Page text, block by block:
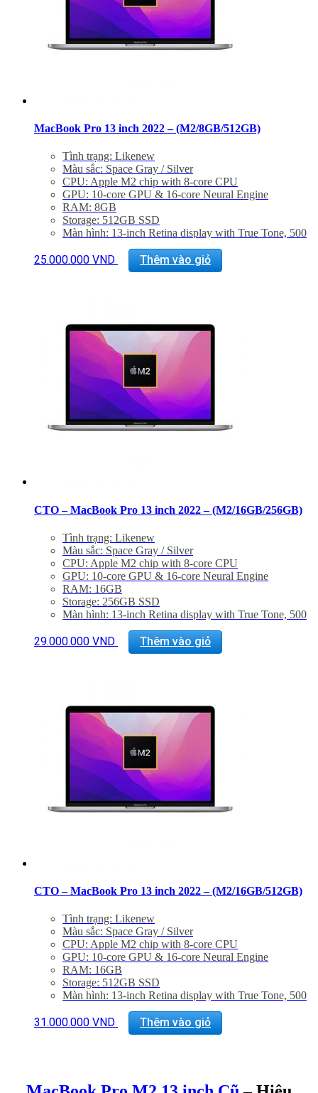
MacBook Pro 13 inch 2022 – (M2/8GB/512GB)
Tình trạng: Likenew
Màu sắc: Space Gray / Silver
CPU: Apple M2 chip with 8-core CPU
GPU: 10-core GPU & 16-core Neural Engine
RAM: 8GB
Storage: 512GB SSD
Màn hình: 13-inch Retina display with True Tone, 500
Interface: Two Thunderbolt 4 ports, Jack 3.5mm
Magic Keyboard
25.000.000 VND Thêm vào giỏ
CTO – MacBook Pro 13 inch 2022 – (M2/16GB/256GB)
Tình trạng: Likenew
Màu sắc: Space Gray / Silver
CPU: Apple M2 chip with 8-core CPU
GPU: 10-core GPU & 16-core Neural Engine
RAM: 16GB
Storage: 256GB SSD
Màn hình: 13-inch Retina display with True Tone, 500
Interface: Two Thunderbolt 4 ports, Jack 3.5mm
Magic Keyboard
29.000.000 VND Thêm vào giỏ
CTO – MacBook Pro 13 inch 2022 – (M2/16GB/512GB)
Tình trạng: Likenew
Màu sắc: Space Gray / Silver
CPU: Apple M2 chip with 8-core CPU
GPU: 10-core GPU & 16-core Neural Engine
RAM: 16GB
Storage: 512GB SSD
Màn hình: 13-inch Retina display with True Tone, 500
Interface: Two Thunderbolt 4 ports, Jack 3.5mm
Magic Keyboard
31.000.000 VND Thêm vào giỏ